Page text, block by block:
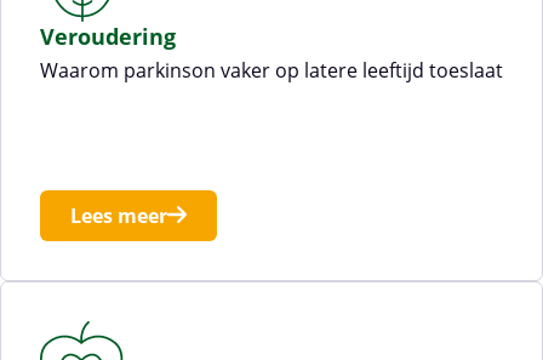
Veroudering
Waarom parkinson vaker op latere leeftijd toeslaat
Lees meer